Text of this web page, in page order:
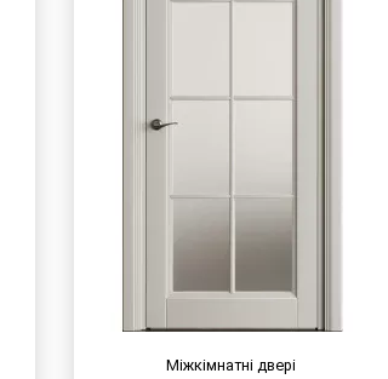
Міжкімнатні двері